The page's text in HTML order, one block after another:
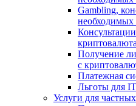
Gambling,
необходимых
Получение
с
Платежная
Льготы для
Услуги для